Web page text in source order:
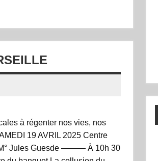
à régenter nos vies, nos
19 AVRIL 2025 Centre
M° Jules Guesde ——— À 10h 30